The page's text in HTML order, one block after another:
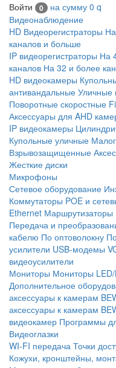
Войти 0 на сумму 0 q
Видеонаблюдение
HD Видеорегистраторы
каналов и больше
IP видеорегистраторы На
каналов На 32 и более
HD видеокамеры
антивандальные Уличные
Поворотные скоростные
Аксессуары для AHD
IP видеокамеры
Купольные уличные
Взрывозащищенные
Жесткие диски
Микрофоны
Сетевое оборудование
Коммутаторы POE и
Ethernet Маршрутизаторы
Передача и
кабелю По оптоволокну
усилители USB-модемы
видеоусилители
Мониторы Мониторы LED/
Дополнительное
аксессуары к камерам
аксессуары к камерам
видеокамер Программы
Видеоглазки
WI-FI передача Точки
Кожухи, кронштейны,